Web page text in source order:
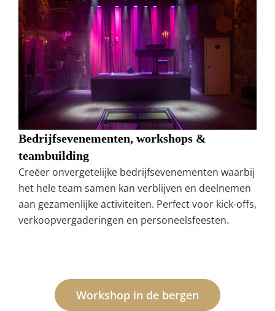
Bedrijfsevenementen, workshops &
teambuilding
Creëer onvergetelijke bedrijfsevenementen waarbij
het hele team samen kan verblijven en deelnemen
aan gezamenlijke activiteiten. Perfect voor kick-offs,
verkoopvergaderingen en personeelsfeesten.
Workshop in de bergen